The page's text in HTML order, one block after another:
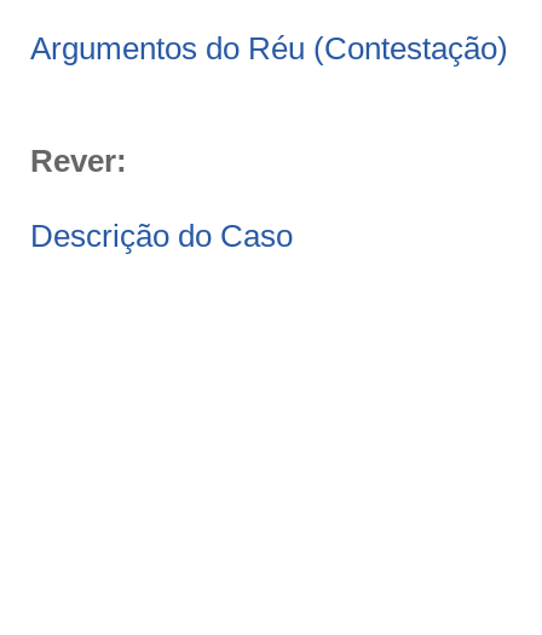
Argumentos do Réu (Contestação)
Rever:
Descrição do Caso